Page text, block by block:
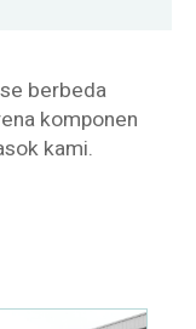
berbeda
komponen
kami.